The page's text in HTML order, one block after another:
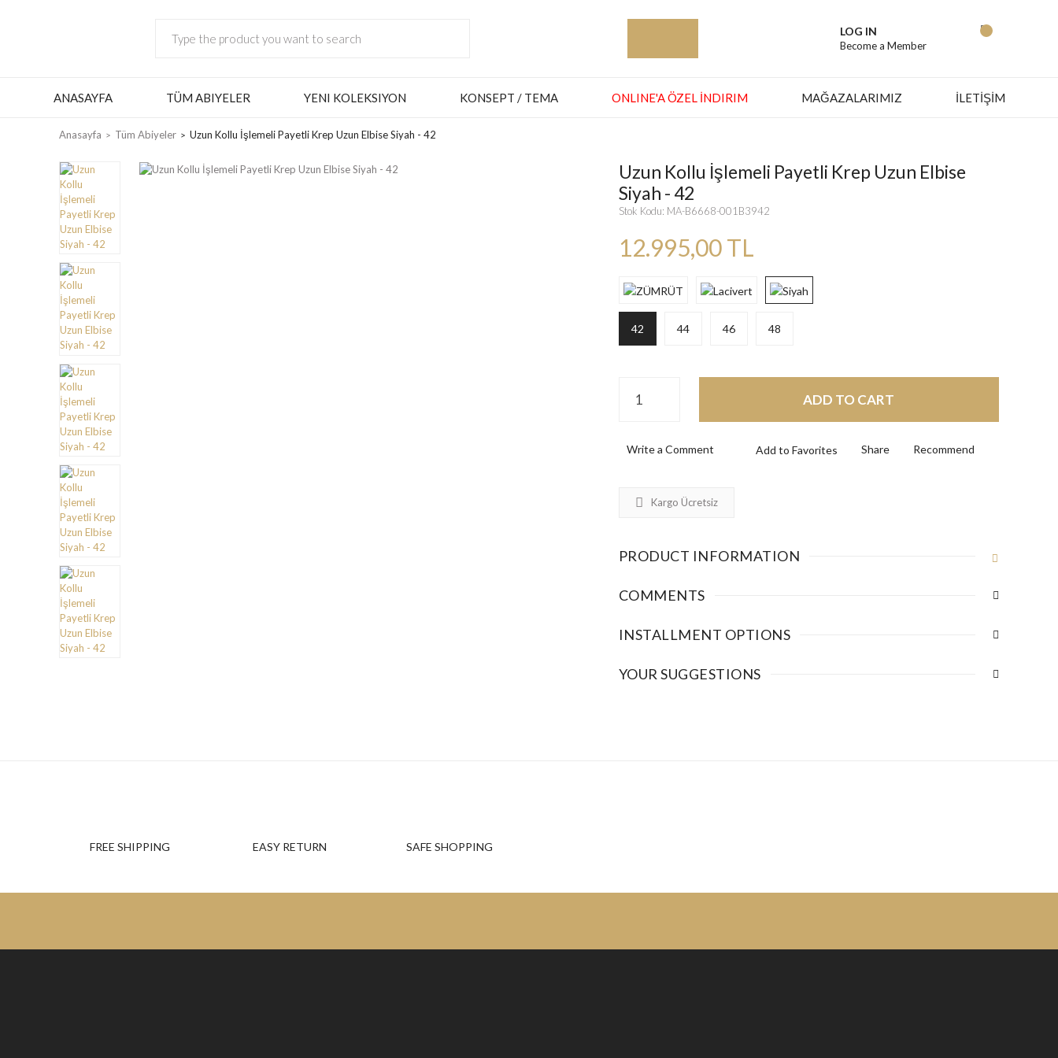
LOG IN
Become a Member
ANASAYFA TÜM ABIYELER YENI KOLEKSIYON KONSEPT / TEMA ONLINE'A ÖZEL İNDIRIM MAĞAZALARIMIZ İLETİŞİM
Anasayfa Tüm Abiyeler Uzun Kollu İşlemeli Payetli Krep Uzun Elbise Siyah - 42
Uzun Kollu İşlemeli Payetli Krep Uzun Elbise
Siyah - 42
Stok Kodu: MA-B6668-001B3942
12.995,00 TL
42 44 46 48
ADD TO CART
Write a Comment Share Recommend
Kargo Ücretsiz
PRODUCT INFORMATION
COMMENTS
INSTALLMENT OPTIONS
YOUR SUGGESTIONS
FREE SHIPPING EASY RETURN SAFE SHOPPING